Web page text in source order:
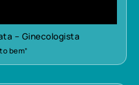
– Ginecologista
bem”